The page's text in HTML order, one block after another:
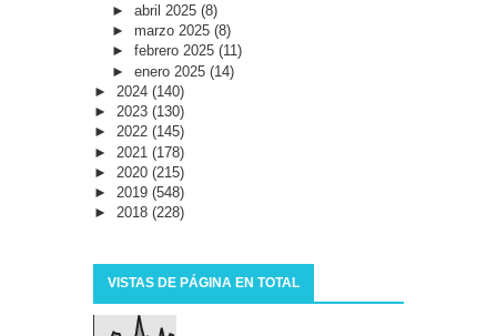
► abril 2025 (8)
► marzo 2025 (8)
► febrero 2025 (11)
► enero 2025 (14)
► 2024 (140)
► 2023 (130)
► 2022 (145)
► 2021 (178)
► 2020 (215)
► 2019 (548)
► 2018 (228)
VISTAS DE PÁGINA EN TOTAL